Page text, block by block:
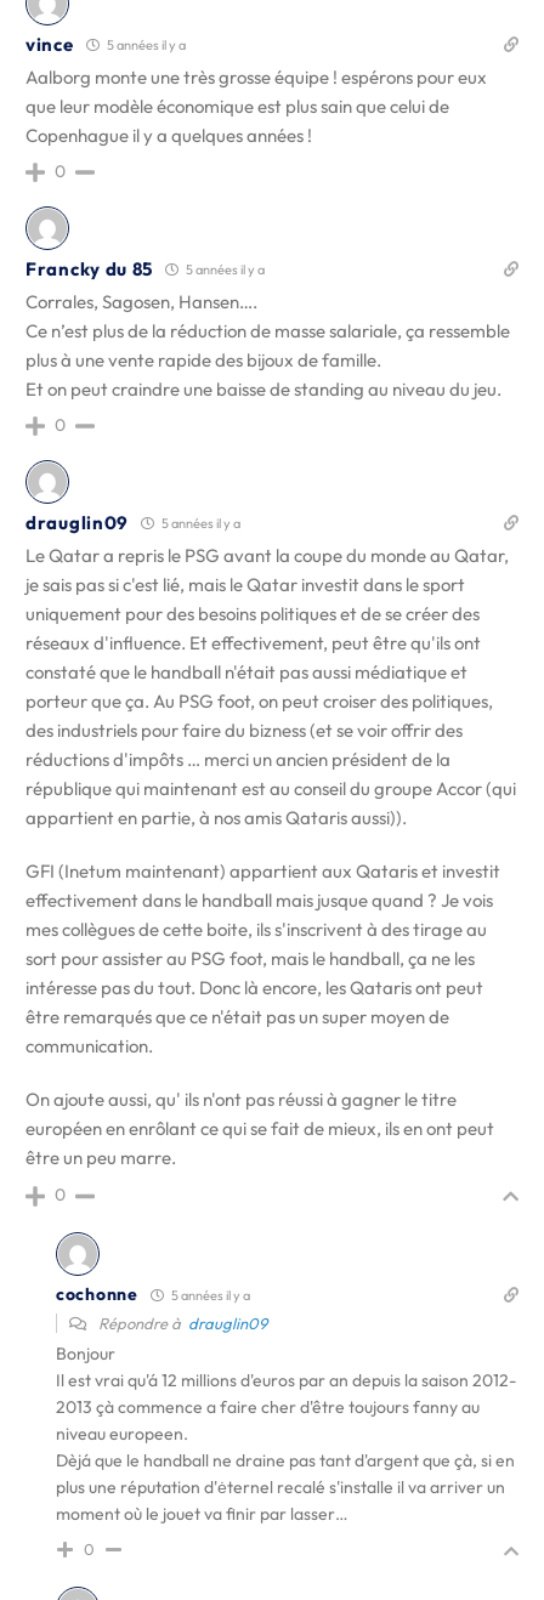
vince 5 années il y a
Aalborg monte une très grosse équipe ! espérons pour eux
que leur modèle économique est plus sain que celui de
Copenhague il y a quelques années !
0
Francky du 85 5 années il y a
Corrales, Sagosen, Hansen….
Ce n’est plus de la réduction de masse salariale, ça ressemble
plus à une vente rapide des bijoux de famille.
Et on peut craindre une baisse de standing au niveau du jeu.
0
drauglin09 5 années il y a
Le Qatar a repris le PSG avant la coupe du monde au Qatar,
je sais pas si c'est lié, mais le Qatar investit dans le sport
uniquement pour des besoins politiques et de se créer des
réseaux d'influence. Et effectivement, peut être qu'ils ont
constaté que le handball n'était pas aussi médiatique et
porteur que ça. Au PSG foot, on peut croiser des politiques,
des industriels pour faire du bizness (et se voir offrir des
réductions d'impôts … merci un ancien président de la
république qui maintenant est au conseil du groupe Accor (qui
appartient en partie, à nos amis Qataris aussi)).
GFI (Inetum maintenant) appartient aux Qataris et investit
effectivement dans le handball mais jusque quand ? Je vois
mes collègues de cette boite, ils s'inscrivent à des tirage au
sort pour assister au PSG foot, mais le handball, ça ne les
intéresse pas du tout. Donc là encore, les Qataris ont peut
être remarqués que ce n'était pas un super moyen de
communication.
On ajoute aussi, qu' ils n'ont pas réussi à gagner le titre
européen en enrôlant ce qui se fait de mieux, ils en ont peut
être un peu marre.
0
cochonne 5 années il y a
Répondre à drauglin09
Bonjour
Il est vrai qu'á 12 millions d'euros par an depuis la saison 2012-
2013 çà commence a faire cher d'être toujours fanny au
niveau europeen.
Dèjá que le handball ne draine pas tant d'argent que çà, si en
plus une réputation d'ėternel recalé s'installe il va arriver un
moment où le jouet va finir par lasser…
0